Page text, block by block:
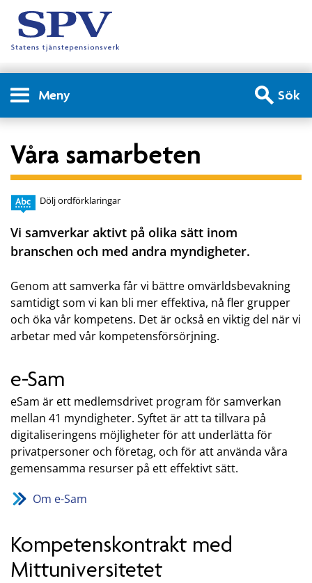
Meny Sök
Våra samarbeten
Dölj ordförklaringar
Vi samverkar aktivt på olika sätt inom
branschen och med andra myndigheter.
Genom att samverka får vi bättre omvärldsbevakning
samtidigt som vi kan bli mer effektiva, nå fler grupper
och öka vår kompetens. Det är också en viktig del när vi
arbetar med vår kompetensförsörjning.
e-Sam
eSam är ett medlemsdrivet program för samverkan
mellan 41 myndigheter. Syftet är att ta tillvara på
digitaliseringens möjligheter för att underlätta för
privatpersoner och företag, och för att använda våra
gemensamma resurser på ett effektivt sätt.
Om e-Sam
Kompetenskontrakt med
Mittuniversitetet